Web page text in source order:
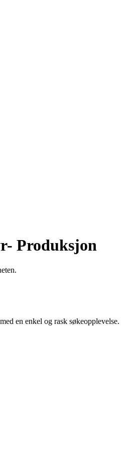
Produksjon
en enkel og rask søkeopplevelse.